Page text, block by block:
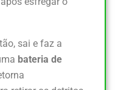
sai e faz a
bateria de